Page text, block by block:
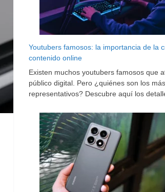
Youtubers famosos: la importancia de la
contenido online
Existen muchos youtubers famosos que
público digital. Pero ¿quiénes son los más
representativos? Descubre aquí los